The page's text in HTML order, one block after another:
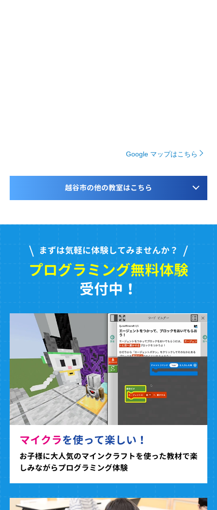
Google マップはこちら
越谷市の他の教室はこちら
まずは気軽に体験してみませんか？
プログラミング無料体験
受付中！
マイクラを使って楽しい！
お子様に大人気のマインクラフトを使った教材で楽
しみながらプログラミング体験